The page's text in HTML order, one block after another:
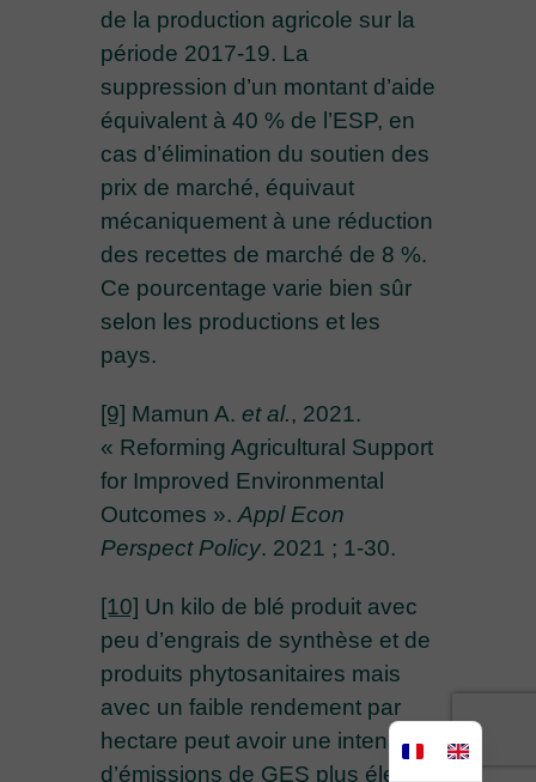
de la production agricole sur la
période 2017-19. La
suppression d’un montant d’aide
équivalent à 40 % de l’ESP, en
cas d’élimination du soutien des
prix de marché, équivaut
mécaniquement à une réduction
des recettes de marché de 8 %.
Ce pourcentage varie bien sûr
selon les productions et les
pays.
[9] Mamun A. et al., 2021.
« Reforming Agricultural Support
for Improved Environmental
Outcomes ». Appl Econ
Perspect Policy. 2021 ; 1-30.
[10] Un kilo de blé produit avec
peu d’engrais de synthèse et de
produits phytosanitaires mais
avec un faible rendement par
hectare peut avoir une intensité
d’émissions de GES plus élevée